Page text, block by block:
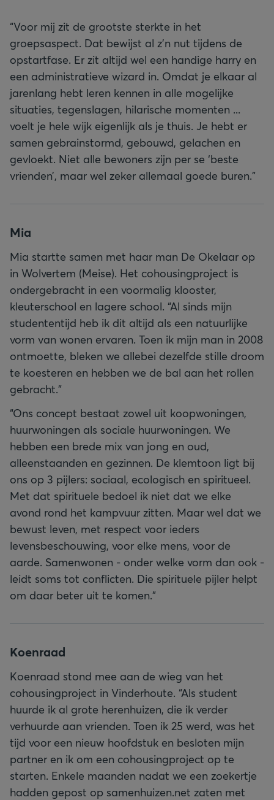
“Voor mij zit de grootste sterkte in het
groepsaspect. Dat bewijst al z’n nut tijdens de
opstartfase. Er zit altijd wel een handige harry en
een administratieve wizard in. Omdat je elkaar al
jarenlang hebt leren kennen in alle mogelijke
situaties, tegenslagen, hilarische momenten ...
voelt je hele wijk eigenlijk als je thuis. Je hebt er
samen gebrainstormd, gebouwd, gelachen en
gevloekt. Niet alle bewoners zijn per se ‘beste
vrienden’, maar wel zeker allemaal goede buren.”
Mia
Mia startte samen met haar man De Okelaar op
in Wolvertem (Meise). Het cohousingproject is
ondergebracht in een voormalig klooster,
kleuterschool en lagere school. “Al sinds mijn
studententijd heb ik dit altijd als een natuurlijke
vorm van wonen ervaren. Toen ik mijn man in 2008
ontmoette, bleken we allebei dezelfde stille droom
te koesteren en hebben we de bal aan het rollen
gebracht.”
“Ons concept bestaat zowel uit koopwoningen,
huurwoningen als sociale huurwoningen. We
hebben een brede mix van jong en oud,
alleenstaanden en gezinnen. De klemtoon ligt bij
ons op 3 pijlers: sociaal, ecologisch en spiritueel.
Met dat spirituele bedoel ik niet dat we elke
avond rond het kampvuur zitten. Maar wel dat we
bewust leven, met respect voor ieders
levensbeschouwing, voor elke mens, voor de
aarde. Samenwonen - onder welke vorm dan ook -
leidt soms tot conflicten. Die spirituele pijler helpt
om daar beter uit te komen.”
Koenraad
Koenraad stond mee aan de wieg van het
cohousingproject in Vinderhoute. “Als student
huurde ik al grote herenhuizen, die ik verder
verhuurde aan vrienden. Toen ik 25 werd, was het
tijd voor een nieuw hoofdstuk en besloten mijn
partner en ik om een cohousingproject op te
starten. Enkele maanden nadat we een zoekertje
hadden gepost op samenhuizen.net zaten met